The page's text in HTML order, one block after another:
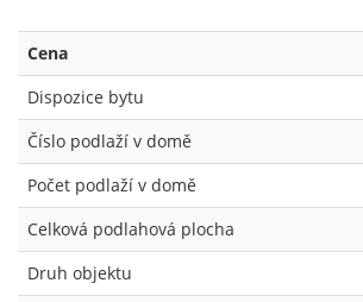
Cena
Dispozice bytu
Číslo podlaží v domě
Počet podlaží v domě
Celková podlahová plocha
Druh objektu